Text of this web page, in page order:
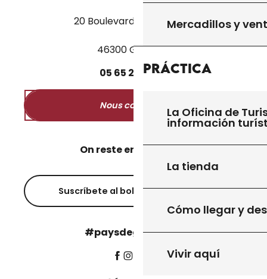
Mercadillos y
Práctica
La Oficina de
información
La tienda
Cómo llegar y
Vivir aquí
20 Boulevard des Martyrs
46300 Gourdon
05 65 27 5250
Nous contacter
On reste en contact ?
Suscríbete al boletín informativo
#paysdegourdon !